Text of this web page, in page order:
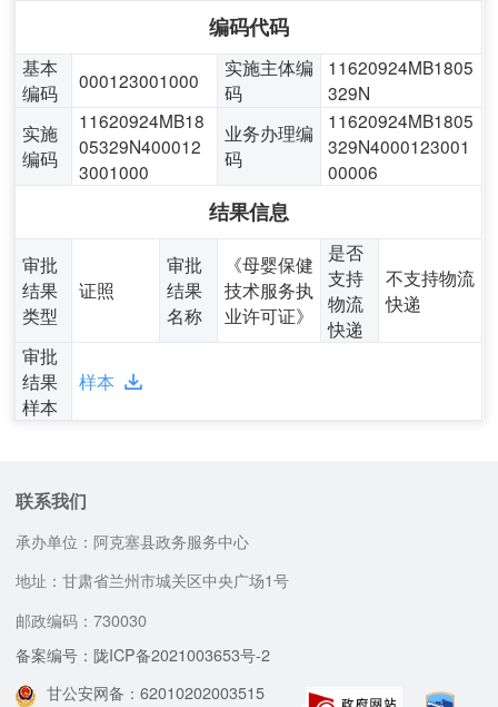
编码代码
基本
编码
000123001000
实施主体编
码
11620924MB1805
329N
实施
编码
11620924MB18
05329N400012
3001000
业务办理编
码
11620924MB1805
329N4000123001
00006
结果信息
审批
结果
类型
证照
审批
结果
名称
《母婴保健
技术服务执
业许可证》
是否
支持
物流
快递
不支持物流
快递
审批
结果
样本
样本
联系我们
承办单位：阿克塞县政务服务中心
地址：甘肃省兰州市城关区中央广场1号
邮政编码：730030
备案编号：陇ICP备2021003653号-2
甘公安网备：62010202003515